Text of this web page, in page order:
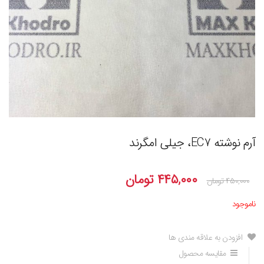
آرم نوشته EC7، جیلی امگرند
۴۵۰,۰۰۰تومان ۴۴۵,۰۰۰ تومان
ناموجود
افزودن به علاقه مندی ها
مقایسه محصول